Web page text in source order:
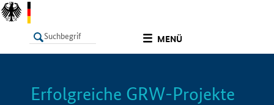
MENÜ
LISTE Info
Erfolgreiche GRW-Projekte